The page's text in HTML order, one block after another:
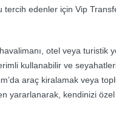
tercih edenler için Vip
otel veya turistik
kullanabilir ve
araç kiralamak veya
yararlanarak, kendinizi özel